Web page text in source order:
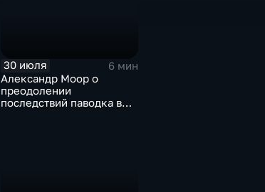
30 июля
6 мин
Александр Моор о
преодолении
последствий паводка в